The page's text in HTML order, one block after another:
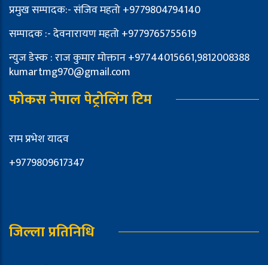
प्रमुख सम्पादक:- संजिव महतो +9779804794140
सम्पादक :- देवनारायण महतो +9779765755619
न्युज डेस्क : राज कुमार मोक्तान +97744015661,9812008388
kumartmg970@gmail.com
फोकस नेपाल पेट्रोलिंग टिम
राम प्रभेश यादव
+9779809617347
जिल्ला प्रतिनिधि